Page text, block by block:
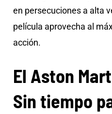
en persecuciones a alta
película aprovecha al
acción.
El Aston
Sin tiempo